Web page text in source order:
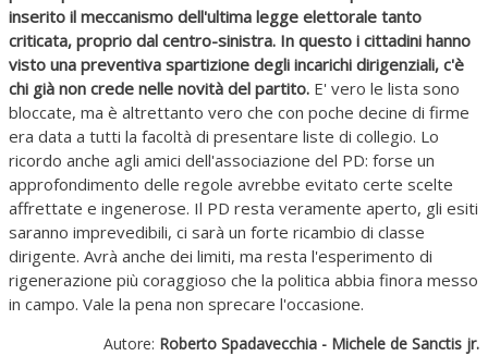
inserito il meccanismo dell'ultima legge elettorale tanto
criticata, proprio dal centro-sinistra. In questo i cittadini hanno
visto una preventiva spartizione degli incarichi dirigenziali, c'è
chi già non crede nelle novità del partito. E' vero le lista sono
bloccate, ma è altrettanto vero che con poche decine di firme
era data a tutti la facoltà di presentare liste di collegio. Lo
ricordo anche agli amici dell'associazione del PD: forse un
approfondimento delle regole avrebbe evitato certe scelte
affrettate e ingenerose. Il PD resta veramente aperto, gli esiti
saranno imprevedibili, ci sarà un forte ricambio di classe
dirigente. Avrà anche dei limiti, ma resta l'esperimento di
rigenerazione più coraggioso che la politica abbia finora messo
in campo. Vale la pena non sprecare l'occasione.
Autore: Roberto Spadavecchia - Michele de Sanctis jr.